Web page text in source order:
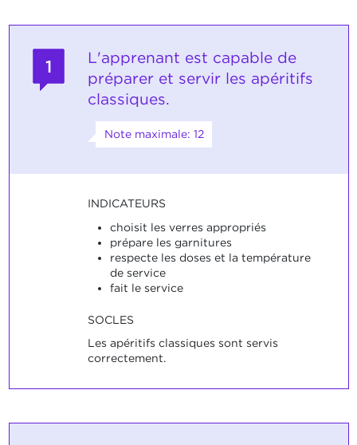
1
L'apprenant est capable de
préparer et servir les apéritifs
classiques.
Note maximale: 12
INDICATEURS
choisit les verres appropriés
prépare les garnitures
respecte les doses et la température
de service
fait le service
SOCLES
Les apéritifs classiques sont servis
correctement.